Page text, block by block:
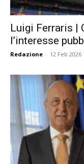
Luigi Ferraris |
l’interesse
Redazione - 12 Feb 2026